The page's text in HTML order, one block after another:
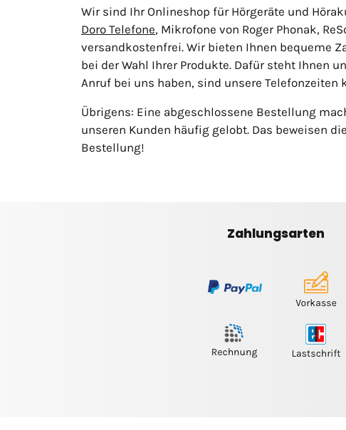
Wir sind Ihr Onlineshop für Hörgeräte und
Doro Telefone, Mikrofone von Roger Phonak,
versandkostenfrei. Wir bieten Ihnen bequeme
bei der Wahl Ihrer Produkte. Dafür steht Ihnen
Anruf bei uns haben, sind unsere
Übrigens: Eine abgeschlossene Bestellung
unseren Kunden häufig gelobt. Das beweisen
Bestellung!
Zahlungsarten